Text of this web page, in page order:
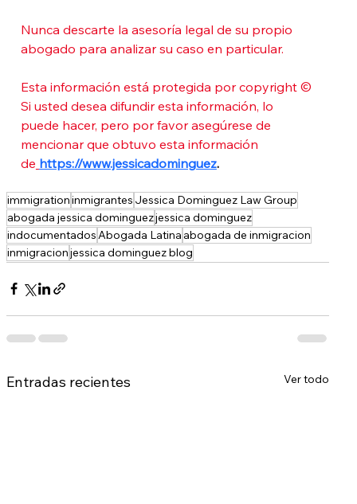
Nunca descarte la asesoría legal de su propio
abogado para analizar su caso en particular.
Esta información está protegida por copyright ©
Si usted desea difundir esta información, lo
puede hacer, pero por favor asegúrese de
mencionar que obtuvo esta información
de https://www.jessicadominguez.
immigrationinmigrantes Jessica Dominguez Law Group
abogada jessica dominguezjessica dominguez
indocumentadosAbogada Latina abogada de inmigracion
inmigracionjessica dominguez blog
Entradas recientes Ver todo